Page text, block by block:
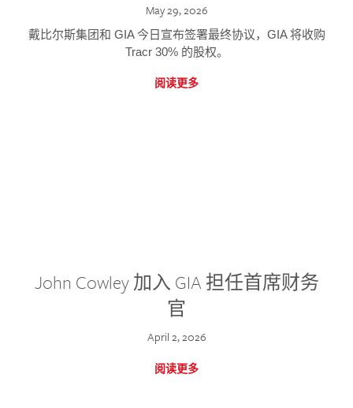
May 29, 2026
戴比尔斯集团和 GIA 今日宣布签署最终协议，GIA 将收购
Tracr 30% 的股权。
阅读更多
John Cowley 加入 GIA 担任首席财务
官
April 2, 2026
阅读更多